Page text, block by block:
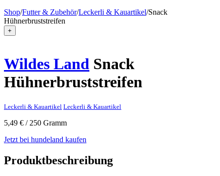
Shop/Futter & Zubehör/Leckerli & Kauartikel/Snack
Hühnerbruststreifen
+
Wildes Land Snack
Hühnerbruststreifen
Leckerli & Kauartikel Leckerli & Kauartikel
5,49 € / 250 Gramm
Jetzt bei hundeland kaufen
Produktbeschreibung